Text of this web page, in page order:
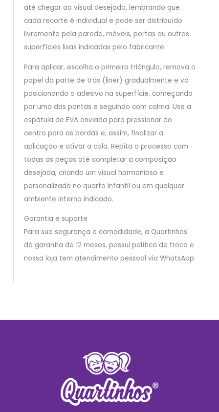
até chegar ao visual desejado, lembrando que
cada recorte é individual e pode ser distribuído
livremente pela parede, móveis, portas ou outras
superfícies lisas indicadas pelo fabricante.
Para aplicar, escolha o primeiro triângulo, remova o
papel da parte de trás (liner) gradualmente e vá
posicionando o adesivo na superfície, começando
por uma das pontas e seguindo com calma. Use a
espátula de EVA enviada para pressionar do
centro para as bordas e, assim, finalizar a
aplicação e ativar a cola. Repita o processo com
todas as peças até completar a composição
desejada, criando um visual harmonioso e
personalizado no quarto infantil ou em qualquer
ambiente interno indicado.
Garantia e suporte
Para sua segurança e comodidade, a Quartinhos
dá garantia de 12 meses, possui política de troca e
nossa loja tem atendimento pessoal via WhatsApp.